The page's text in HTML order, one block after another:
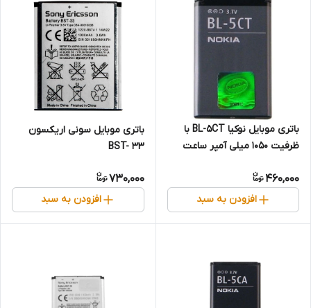
باتری موبایل نوکیا BL-5CT با
ظرفیت 1050 میلی آمپر ساعت
460,000
افزودن به سبد
باتری موبایل سونی اریکسون
BST- 33
730,000
افزودن به سبد